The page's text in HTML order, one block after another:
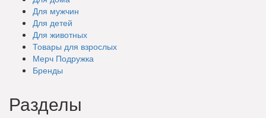
Для мужчин
Для детей
Для животных
Товары для взрослых
Мерч Подружка
Бренды
Разделы